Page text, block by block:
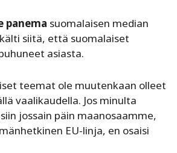
panema suomalaisen median
siitä, että suomalaiset
asiasta.
teemat ole muutenkaan olleet
vaalikaudella. Jos minulta
jossain päin maanosaamme,
EU-linja, en osaisi